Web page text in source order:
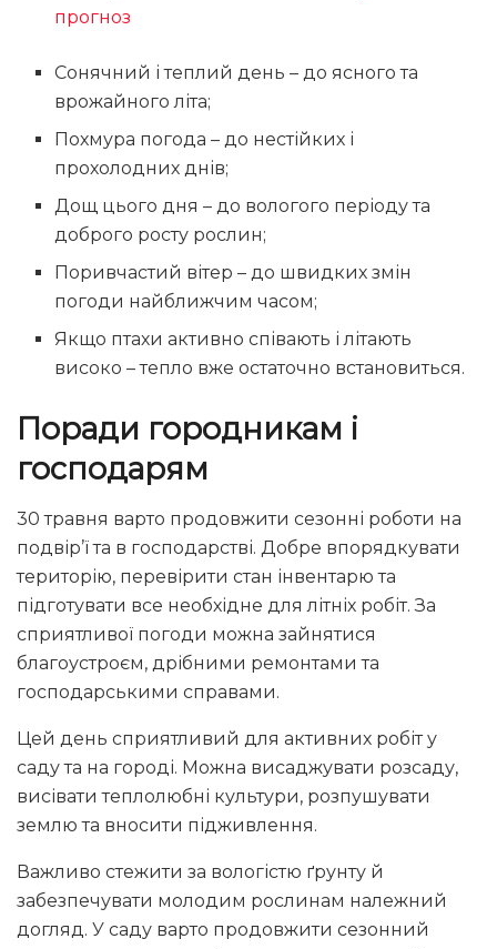
прогноз
Сонячний і теплий день – до ясного та
врожайного літа;
Похмура погода – до нестійких і
прохолодних днів;
Дощ цього дня – до вологого періоду та
доброго росту рослин;
Поривчастий вітер – до швидких змін
погоди найближчим часом;
Якщо птахи активно співають і літають
високо – тепло вже остаточно встановиться.
Поради городникам і
господарям
30 травня варто продовжити сезонні роботи на
подвір’ї та в господарстві. Добре впорядкувати
територію, перевірити стан інвентарю та
підготувати все необхідне для літніх робіт. За
сприятливої погоди можна зайнятися
благоустроєм, дрібними ремонтами та
господарськими справами.
Цей день сприятливий для активних робіт у
саду та на городі. Можна висаджувати розсаду,
висівати теплолюбні культури, розпушувати
землю та вносити підживлення.
Важливо стежити за вологістю ґрунту й
забезпечувати молодим рослинам належний
догляд. У саду варто продовжити сезонний